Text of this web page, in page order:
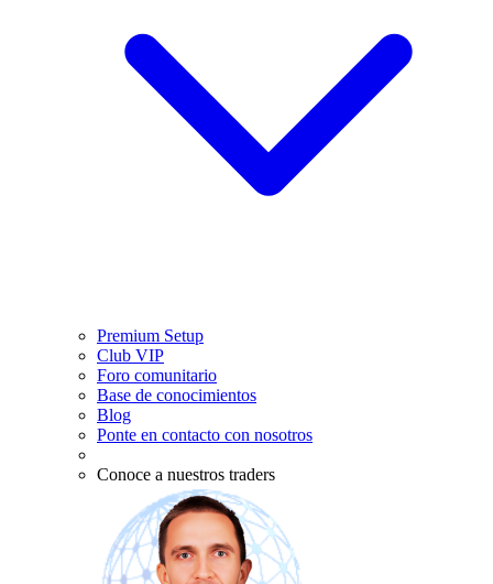
Premium Setup
Club VIP
Foro comunitario
Base de conocimientos
Blog
Ponte en contacto con nosotros
Conoce a nuestros traders